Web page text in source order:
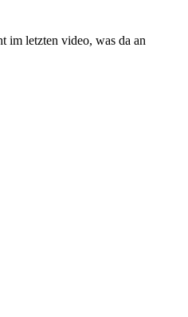
im letzten video, was da an